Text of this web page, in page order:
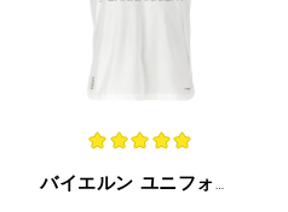
バイエルン ユニフォーム 2026/27 ホーム 半袖